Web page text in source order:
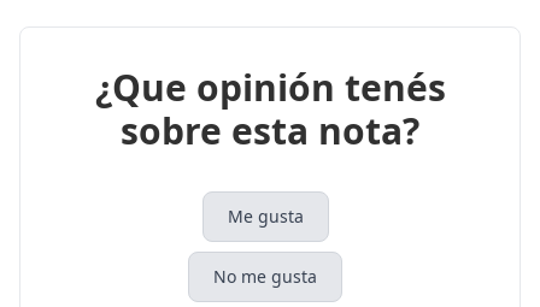
¿Que opinión tenés
sobre esta nota?
Me gusta
No me gusta